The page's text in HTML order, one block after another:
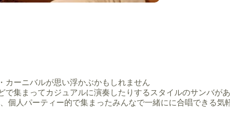
カーニバルが思い浮かぶかもしれません
集まってカジュアルに演奏したりするスタイルのサンバが
個人パーティー的で集まったみんなで一緒にに合唱できる気